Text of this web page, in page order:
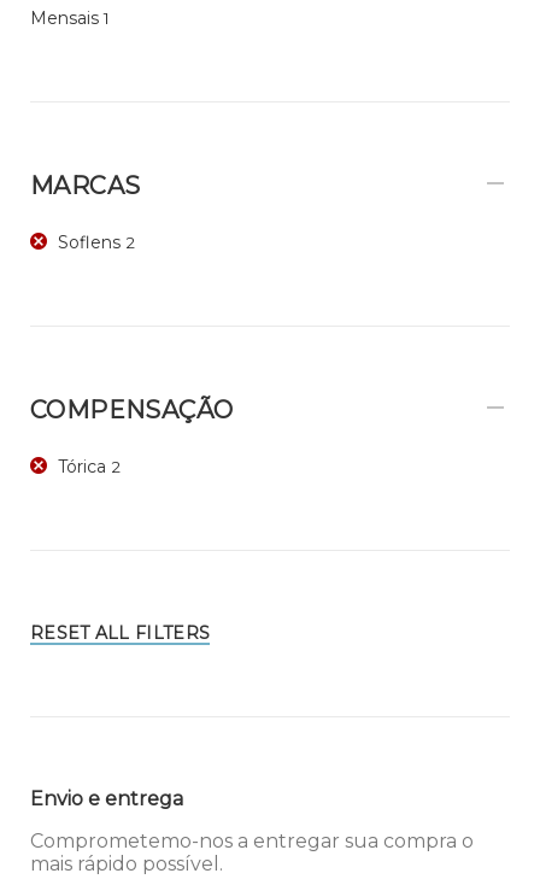
Mensais 1
MARCAS
Soflens 2
COMPENSAÇÃO
Tórica 2
RESET ALL FILTERS
Envio e entrega
Comprometemo-nos a entregar sua compra o
mais rápido possível.